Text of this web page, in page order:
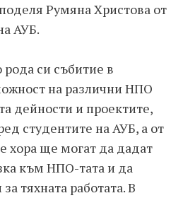
Румяна Христова от
АУБ.
си събитие в
на различни НПО
дейности и проектите,
студентите на АУБ, а от
хора ще могат да дадат
към НПО-тата и да
тяхната работата. В